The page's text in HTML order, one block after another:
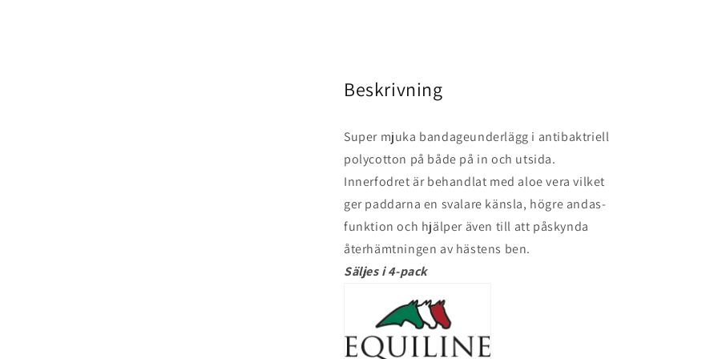
Beskrivning
Super mjuka bandageunderlägg i antibaktriell
polycotton på både på in och utsida.
Innerfodret ärbehandlat med aloe vera vilket
ger paddarna en svalare känsla, högre andas-
funktion och hjälper även till att påskynda
återhämtningen av hästens ben.
Säljes i 4-pack